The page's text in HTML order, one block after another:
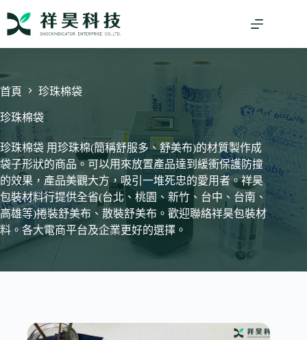
內
容
首頁 珍珠棉袋
珍珠棉袋
珍珠棉袋 用珍珠棉(簡稱舒服多、舒美布)的材質製作成
袋子形狀的商品。可以用來放置產品達到緩衝保護防撞
的效果，產品美觀大方，吸引一堆死忠的愛用者。祥昊
包裝材料行提供全省(台北、桃園、新竹、台中、台南、
高雄等)捲裝舒美布、散裝舒美布。歡迎聯絡祥昊包裝材
料。各大電商平台及企業更好的選擇。